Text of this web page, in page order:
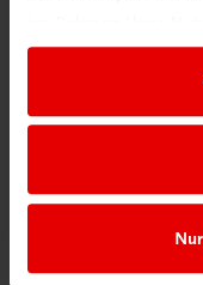
Neu zur DigiBox
Tipps &